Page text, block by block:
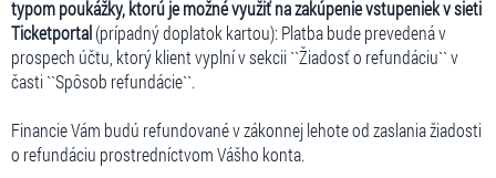
typom poukážky, ktorú je možné využiť na zakúpenie vstupeniek v sieti
Ticketportal(prípadný doplatok kartou): Platba bude prevedená v
prospech účtu, ktorý klient vyplní v sekcii ``Žiadosť o refundáciu`` v
časti ``Spôsob refundácie``.
Financie Vám budú refundované v zákonnej lehote od zaslania žiadosti
o refundáciu prostredníctvom Vášho konta.